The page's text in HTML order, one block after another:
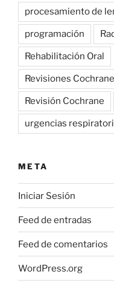
procesamiento de
programación
Rehabilitación Oral
Revisiones
Revisión Cochrane
urgencias
META
Iniciar Sesión
Feed de entradas
Feed de comentarios
WordPress.org